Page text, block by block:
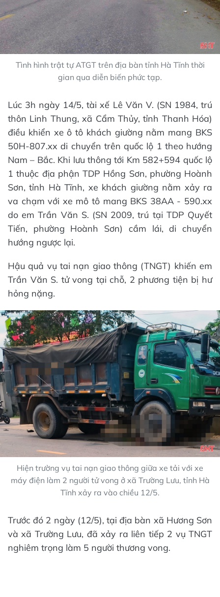
Tình hình trật tự ATGT trên địa bàn tỉnh Hà Tĩnh thời
gian qua diễn biến phức tạp.
Lúc 3h ngày 14/5, tài xế Lê Văn V. (SN 1984, trú
thôn Linh Thung, xã Cẩm Thủy, tỉnh Thanh Hóa)
điều khiển xe ô tô khách giường nằm mang BKS
50H-807.xx di chuyển trên quốc lộ 1 theo hướng
Nam – Bắc. Khi lưu thông tới Km 582+594 quốc lộ
1 thuộc địa phận TDP Hồng Sơn, phường Hoành
Sơn, tỉnh Hà Tĩnh, xe khách giường nằm xảy ra
va chạm với xe mô tô mang BKS 38AA - 590.xx
do em Trần Văn S. (SN 2009, trú tại TDP Quyết
Tiến, phường Hoành Sơn) cầm lái, di chuyển
hướng ngược lại.
Hậu quả vụ tai nạn giao thông (TNGT) khiến em
Trần Văn S. tử vong tại chỗ, 2 phương tiện bị hư
hỏng nặng.
Hiện trường vụ tai nạn giao thông giữa xe tải với xe
máy điện làm 2 người tử vong ở xã Trường Lưu, tỉnh Hà
Tĩnh xảy ra vào chiều 12/5.
Trước đó 2 ngày (12/5), tại địa bàn xã Hương Sơn
và xã Trường Lưu, đã xảy ra liên tiếp 2 vụ TNGT
nghiêm trọng làm 5 người thương vong.